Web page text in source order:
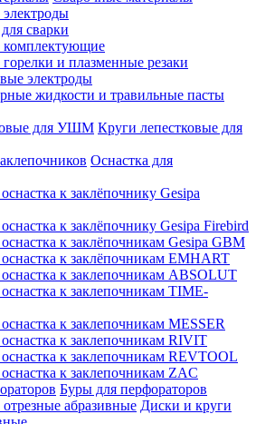
сварки
комплектующие
и плазменные резаки
электроды
жидкости и травильные пасты
Круги лепестковые для
Оснастка для
к заклёпочнику Gesipa
к заклёпочнику Gesipa Firebird
к заклёпочникам Gesipa GBM
к заклёпочникам EMHART
к заклепочникам ABSOLUT
к заклепочникам TIME-
к заклепочникам MESSER
к заклепочникам RIVIT
к заклепочникам REVTOOL
к заклепочникам ZAC
Буры для перфораторов
Диски и круги